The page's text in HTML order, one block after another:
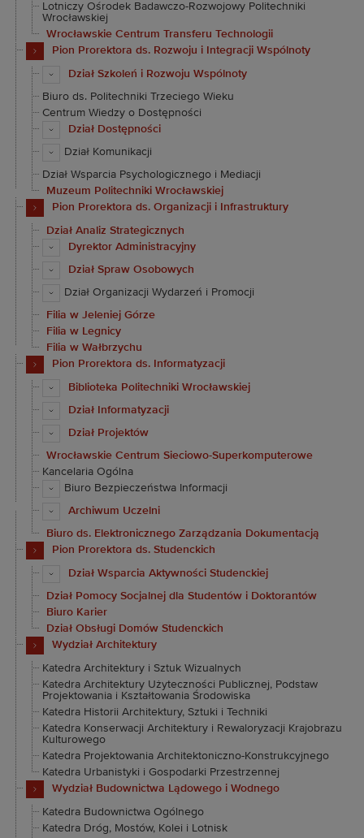
Lotniczy Ośrodek Badawczo-Rozwojowy Politechniki
Wrocławskiej
Wrocławskie Centrum Transferu Technologii
Pion Prorektora ds. Rozwoju i Integracji Wspólnoty
Dział Szkoleń i Rozwoju Wspólnoty
Biuro ds. Politechniki Trzeciego Wieku
Centrum Wiedzy o Dostępności
Dział Dostępności
Dział Komunikacji
Dział Wsparcia Psychologicznego i Mediacji
Muzeum Politechniki Wrocławskiej
Pion Prorektora ds. Organizacji i Infrastruktury
Dział Analiz Strategicznych
Dyrektor Administracyjny
Dział Spraw Osobowych
Dział Organizacji Wydarzeń i Promocji
Filia w Jeleniej Górze
Filia w Legnicy
Filia w Wałbrzychu
Pion Prorektora ds. Informatyzacji
Biblioteka Politechniki Wrocławskiej
Dział Informatyzacji
Dział Projektów
Wrocławskie Centrum Sieciowo-Superkomputerowe
Kancelaria Ogólna
Biuro Bezpieczeństwa Informacji
Archiwum Uczelni
Biuro ds. Elektronicznego Zarządzania Dokumentacją
Pion Prorektora ds. Studenckich
Dział Wsparcia Aktywności Studenckiej
Dział Pomocy Socjalnej dla Studentów i Doktorantów
Biuro Karier
Dział Obsługi Domów Studenckich
Wydział Architektury
Katedra Architektury i Sztuk Wizualnych
Katedra Architektury Użyteczności Publicznej, Podstaw
Projektowania i Kształtowania Środowiska
Katedra Historii Architektury, Sztuki i Techniki
Katedra Konserwacji Architektury i Rewaloryzacji Krajobrazu
Kulturowego
Katedra Projektowania Architektoniczno-Konstrukcyjnego
Katedra Urbanistyki i Gospodarki Przestrzennej
Wydział Budownictwa Lądowego i Wodnego
Katedra Budownictwa Ogólnego
Katedra Dróg, Mostów, Kolei i Lotnisk